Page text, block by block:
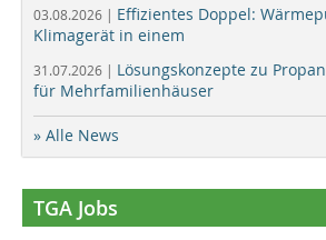
03.08.2026 | Effizientes Doppel:
Klimagerät in einem
31.07.2026 | Lösungskonzepte zu
für Mehrfamilienhäuser
» Alle News
TGA Jobs